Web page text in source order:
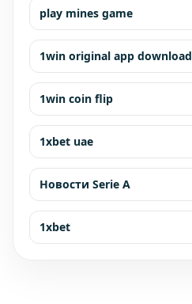
play mines game
1win original app download
1win coin flip
1xbet uae
Новости Serie A
1xbet